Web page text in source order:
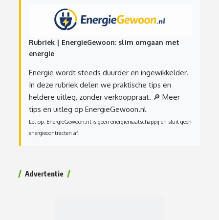
Rubriek | EnergieGewoon: slim omgaan met
energie
Energie wordt steeds duurder en ingewikkelder.
In deze rubriek delen we praktische tips en
heldere uitleg, zonder verkooppraat. 🔎 Meer
tips en uitleg op EnergieGewoon.nl
Let op: EnergieGewoon.nl is geen energiemaatschappij en sluit geen
energiecontracten af.
Advertentie